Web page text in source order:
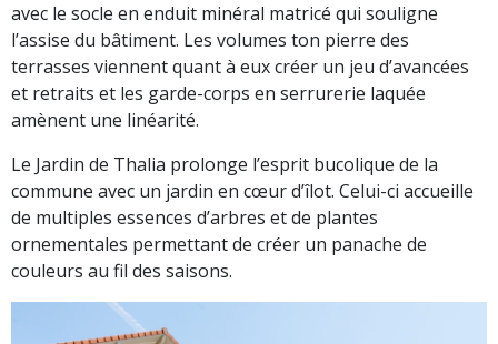
avec le socle en enduit minéral matricé qui souligne
l’assise du bâtiment. Les volumes ton pierre des
terrasses viennent quant à eux créer un jeu d’avancées
et retraits et les garde-corps en serrurerie laquée
amènent une linéarité.
Le Jardin de Thalia prolonge l’esprit bucolique de la
commune avec un jardin en cœur d’îlot. Celui-ci accueille
de multiples essences d’arbres et de plantes
ornementales permettant de créer un panache de
couleurs au fil des saisons.